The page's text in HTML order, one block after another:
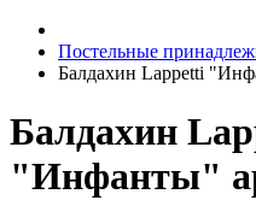
Постельные
Балдахин Lappetti
Балдахин
"Инфанты"